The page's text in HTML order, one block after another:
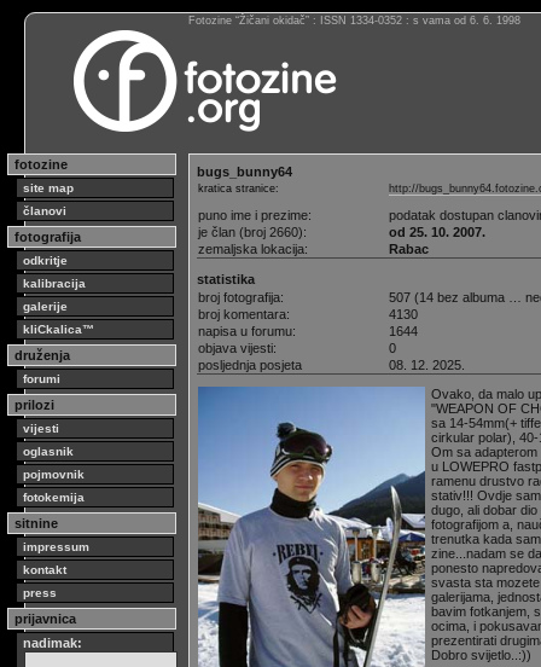
Fotozine “Žičani okidač” : ISSN 1334-0352 : s vama od 6. 6. 1998
fotozine
site map
članovi
fotografija
odkritje
kalibracija
galerije
kliCkalica™
druženja
forumi
prilozi
vijesti
oglasnik
pojmovnik
fotokemija
sitnine
impressum
kontakt
press
prijavnica
nadimak:
bugs_bunny64
kratica stranice: http://
puno ime i prezime:
podatak dostupan
je član (broj 2660):
od 25. 10. 2007.
zemaljska lokacija:
Rabac
statistika
broj fotografija:
507 (14 bez albuma …
broj komentara:
4130
napisa u forumu:
1644
objava vijesti:
0
posljednja posjeta
08. 12. 2025.
Ovako, da malo
"WEAPON OF
sa 14-54mm(+
cirkular polar),
Om sa
u LOWEPRO
ramenu drustvo
stativ!!! Ovdje
dugo, ali dobar
fotografijom a,
trenutka kada
zine...nadam se
ponesto
svasta sta mozete
galerijama,
bavim fotkanjem,
ocima, i
prezentirati
Dobro svijetlo..:))